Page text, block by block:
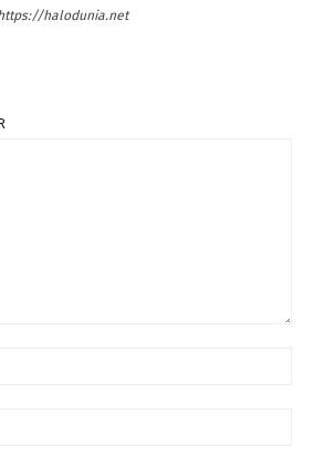
halodunia.net